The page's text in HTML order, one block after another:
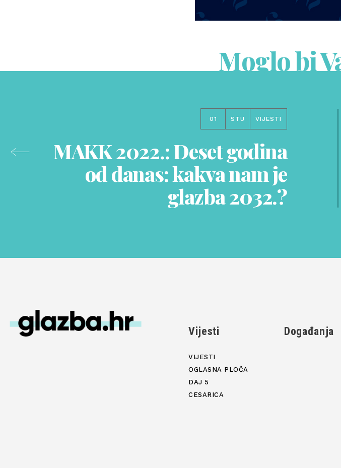
Moglo bi
01 STU VIJESTI
MAKK 2022.: Deset godina
od danas: kakva nam je
glazba 2032.?
Vijesti
VIJESTI
OGLASNA PLOČA
DAJ 5
CESARICA
Događanja